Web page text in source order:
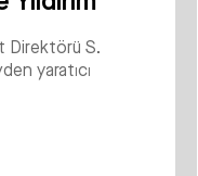
Direktörü S.
yaratıcı